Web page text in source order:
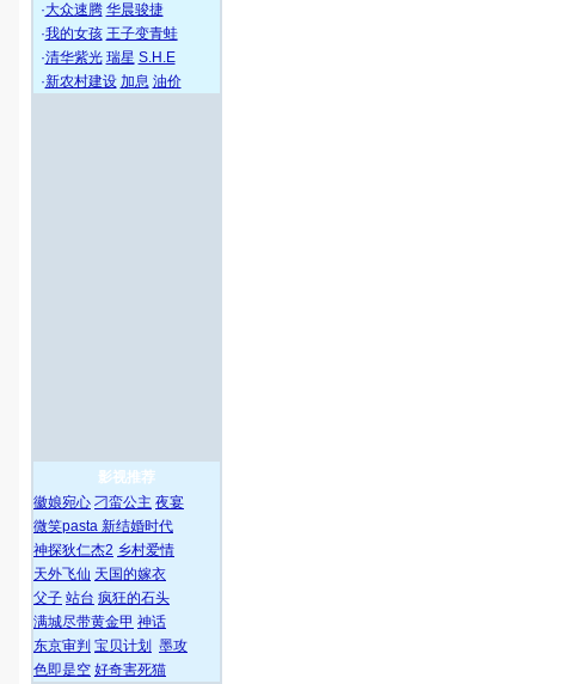
·大众速腾 华晨骏捷
·我的女孩 王子变青蛙
·清华紫光 瑞星 S.H.E
·新农村建设 加息 油价
影视推荐
徽娘宛心 刁蛮公主 夜宴
微笑pasta 新结婚时代
神探狄仁杰2 乡村爱情
天外飞仙 天国的嫁衣
父子 站台 疯狂的石头
满城尽带黄金甲 神话
东京审判 宝贝计划
墨攻
色即是空 好奇害死猫